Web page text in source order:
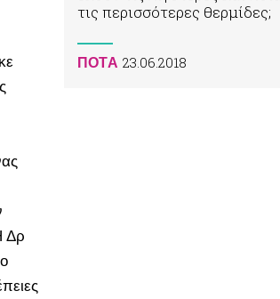
Δρ
τις περισσότερες θερμίδες;
ΠΟΤA 23.06.2018